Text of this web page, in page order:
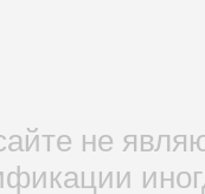
не